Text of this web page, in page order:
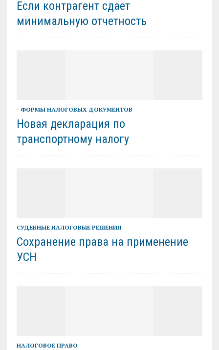
Если контрагент сдает
минимальную отчетность
- ФОРМЫ НАЛОГОВЫХ ДОКУМЕНТОВ
Новая декларация по
транспортному налогу
СУДЕБНЫЕ НАЛОГОВЫЕ РЕШЕНИЯ
Сохранение права на применение
УСН
НАЛОГОВОЕ ПРАВО